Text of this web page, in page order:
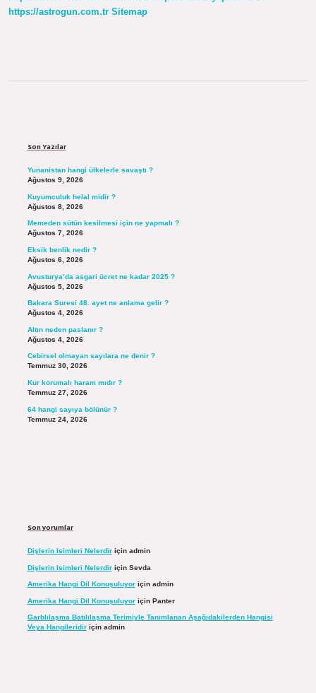
https://astrogun.com.tr Sitemap
Son Yazılar
Yunanistan hangi ülkelerle savaştı ?
Ağustos 9, 2026
Kuyumculuk helal midir ?
Ağustos 8, 2026
Memeden sütün kesilmesi için ne yapmalı ?
Ağustos 7, 2026
Eksik benlik nedir ?
Ağustos 6, 2026
Avusturya’da asgari ücret ne kadar 2025 ?
Ağustos 5, 2026
Bakara Suresi 48. ayet ne anlama gelir ?
Ağustos 4, 2026
Altın neden paslanır ?
Ağustos 4, 2026
Cebirsel olmayan sayılara ne denir ?
Temmuz 30, 2026
Kur korumalı haram mıdır ?
Temmuz 27, 2026
64 hangi sayıya bölünür ?
Temmuz 24, 2026
Son yorumlar
Dişlerin Isimleri Nelerdiriçin admin
Dişlerin Isimleri Nelerdiriçin Sevda
Amerika Hangi Dil Konuşuluyoriçin admin
Amerika Hangi Dil Konuşuluyoriçin Panter
Garblılaşma Batılılaşma Terimiyle Tanımlanan Aşağıdakilerden Hangisi
Veya Hangileridiriçin admin